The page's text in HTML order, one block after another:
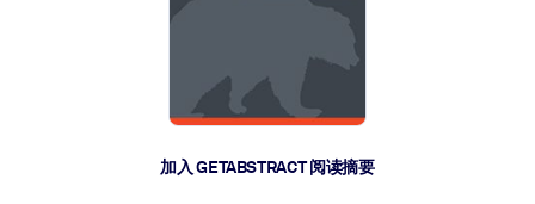
让团队更轻松地共同学习、解决实际问题并更快采取行动。
培养您的员工应对未来挑战所需的技能。
加入 GETABSTRACT 阅读摘要